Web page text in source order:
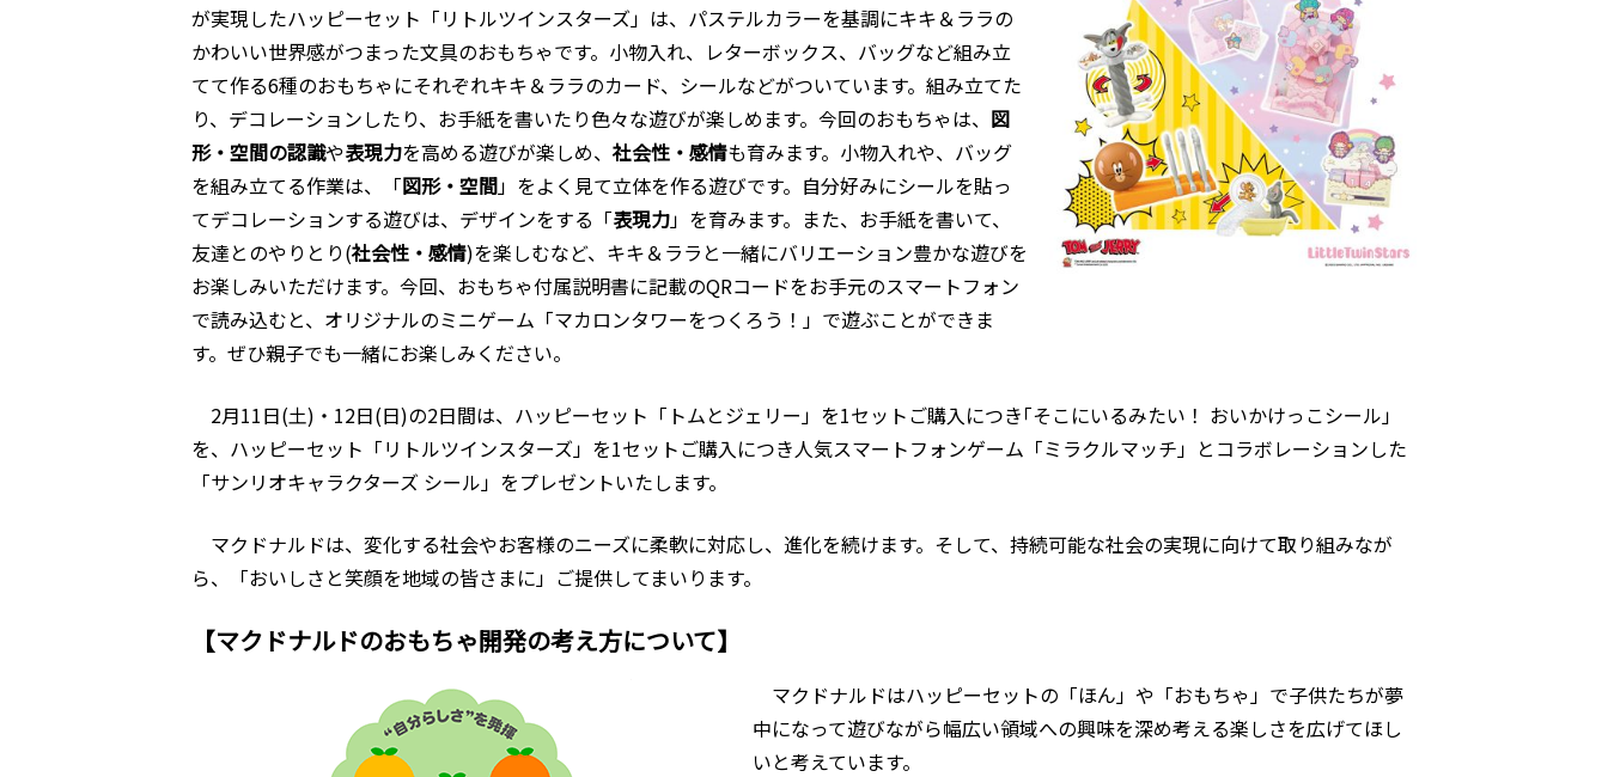
が実現したハッピーセット「リトルツインスターズ」は、パステルカラーを基調にキキ＆ララの
かわいい世界感がつまった文具のおもちゃです。小物入れ、レターボックス、バッグなど組み立
てて作る6種のおもちゃにそれぞれキキ＆ララのカード、シールなどがついています。組み立てた
り、デコレーションしたり、お手紙を書いたり色々な遊びが楽しめます。今回のおもちゃは、 図
形・空間の認識や表現力を高める遊びが楽しめ、 社会性・感情も育みます。小物入れや、バッグ
を組み立てる作業は、「図形・空間」をよく見て立体を作る遊びです。自分好みにシールを貼っ
てデコレーションする遊びは、デザインをする「表現力」を育みます。また、お手紙を書いて、
友達とのやりとり(社会性・感情)を楽しむなど、キキ＆ララと一緒にバリエーション豊かな遊びを
お楽しみいただけます。今回、おもちゃ付属説明書に記載のQRコードをお手元のスマートフォン
で読み込むと、オリジナルのミニゲーム「マカロンタワーをつくろう！」で遊ぶことができま
す。ぜひ親子でも一緒にお楽しみください。
2⽉11⽇(⼟)・12⽇(⽇)の2⽇間は、ハッピーセット「トムとジェリー」を1セットご購⼊につき｢そこにいるみたい！ おいかけっこシール」
を、ハッピーセット「リトルツインスターズ」を1セットご購⼊につき人気スマートフォンゲーム「ミラクルマッチ」とコラボレーションした
「サンリオキャラクターズ シール」をプレゼントいたします。
マクドナルドは、変化する社会やお客様のニーズに柔軟に対応し、進化を続けます。そして、持続可能な社会の実現に向けて取り組みなが
ら、「おいしさと笑顔を地域の皆さまに」ご提供してまいります。
【マクドナルドのおもちゃ開発の考え方について】
マクドナルドはハッピーセットの「ほん」や「おもちゃ」で子供たちが夢
中になって遊びながら幅広い領域への興味を深め考える楽しさを広げてほし
いと考えています。